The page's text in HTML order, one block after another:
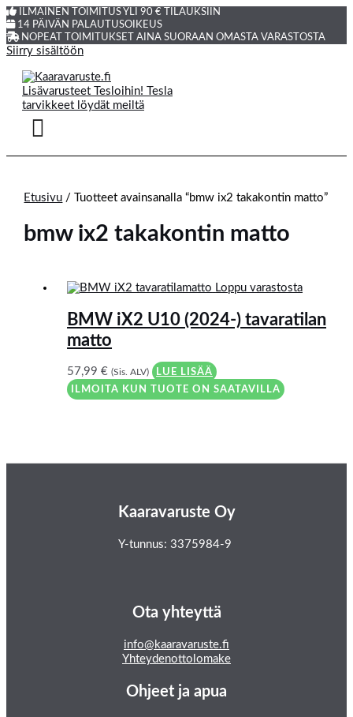
ILMAINEN TOIMITUS YLI 90 € TILAUKSIIN
14 PÄIVÄN PALAUTUSOIKEUS
NOPEAT TOIMITUKSET AINA SUORAAN OMASTA VARASTOSTA
Siirry sisältöön
Etusivu / Tuotteet avainsanalla “bmw ix2 takakontin matto”
bmw ix2 takakontin matto
Loppu varastosta
BMW iX2 U10 (2024-) tavaratilan
matto
57,99€ (Sis. ALV)
LUE LISÄÄ
ILMOITA KUN TUOTE ON SAATAVILLA
Kaaravaruste Oy
Y-tunnus: 3375984-9
Ota yhteyttä
info@kaaravaruste.fi
Yhteydenottolomake
Ohjeet ja apua